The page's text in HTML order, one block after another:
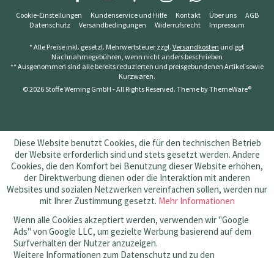
Cookie-Einstellungen Kundenservice und Hilfe Kontakt Über uns
AGB
Datenschutz
Versandbedingungen Widerrufsrecht Impressum
* Alle Preise inkl. gesetzl. Mehrwertsteuer zzgl. Versandkosten und ggf.
Nachnahmegebühren, wenn nicht anders beschrieben
** Ausgenommen sind alle bereits reduzierten und preisgebundenen Artikel sowie
Kurzwaren.
© 2026 Stoffe Werning GmbH - All Rights Reserved. Theme byThemeWare®
Diese Website benutzt Cookies, die für den technischen Betrieb
der Website erforderlich sind und stets gesetzt werden. Andere
Cookies, die den Komfort bei Benutzung dieser Website erhöhen,
der Direktwerbung dienen oder die Interaktion mit anderen
Websites und sozialen Netzwerken vereinfachen sollen, werden nur
mit Ihrer Zustimmung gesetzt. Mehr Informationen
Wenn alle Cookies akzeptiert werden, verwenden wir "Google
Ads" von Google LLC, um gezielte Werbung basierend auf dem
Surfverhalten der Nutzer anzuzeigen.
Weitere Informationen zum Datenschutz und zu den